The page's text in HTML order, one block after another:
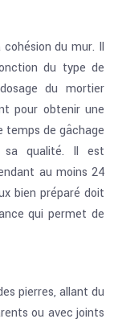
du mur. Il
du type de
du mortier
pour obtenir une
temps de gâchage
qualité. Il est
au moins 24
bien préparé doit
qui permet de
pierres, allant du
ou avec joints